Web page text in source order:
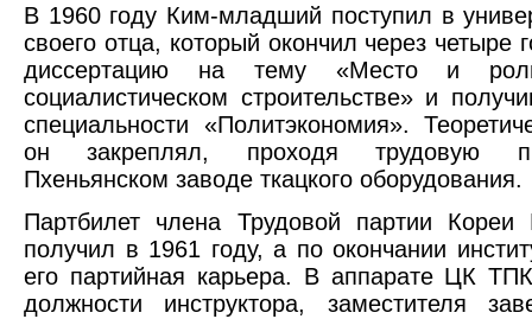
В 1960 году Ким-младший поступил в
своего отца, который окончил через четыре
диссертацию на тему «Место и
социалистическом строительстве» и
специальности «Политэкономия».
он закреплял, проходя трудовую
Пхеньянском заводе ткацкого оборудования.
Партбилет члена Трудовой партии
получил в 1961 году, а по окончании
его партийная карьера. В аппарате ЦК
должности инструктора, заместителя